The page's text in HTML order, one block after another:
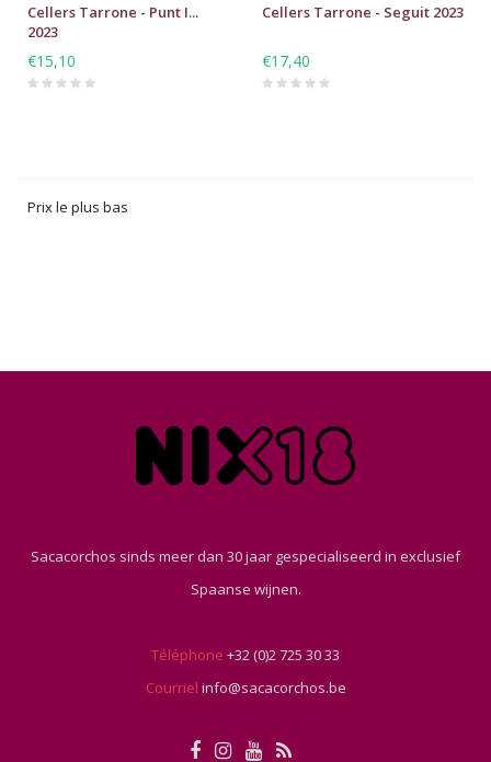
Cellers Tarrone - Punt I...
2023
€15,10
Cellers Tarrone - Seguit 2023
€17,40
Prix le plus bas
Sacacorchos sinds meer dan 30 jaar gespecialiseerd in exclusief
Spaanse wijnen.
Téléphone +32 (0)2 725 30 33
Courriel info@sacacorchos.be